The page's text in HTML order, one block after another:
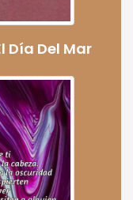
Día Del Mar